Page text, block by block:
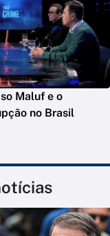
Maluf e o
no Brasil